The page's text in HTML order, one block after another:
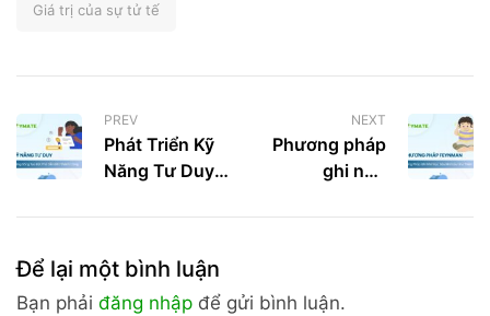
Giá trị của sự tử tế
PREV
Phát Triển Kỹ
Năng Tư Duy
Bước Đột Phá
Thành Công
NEXT
Phương pháp
ghi nhớ
Cách học sâu
Để lại một bình luận
Bạn phải đăng nhập để gửi bình luận.